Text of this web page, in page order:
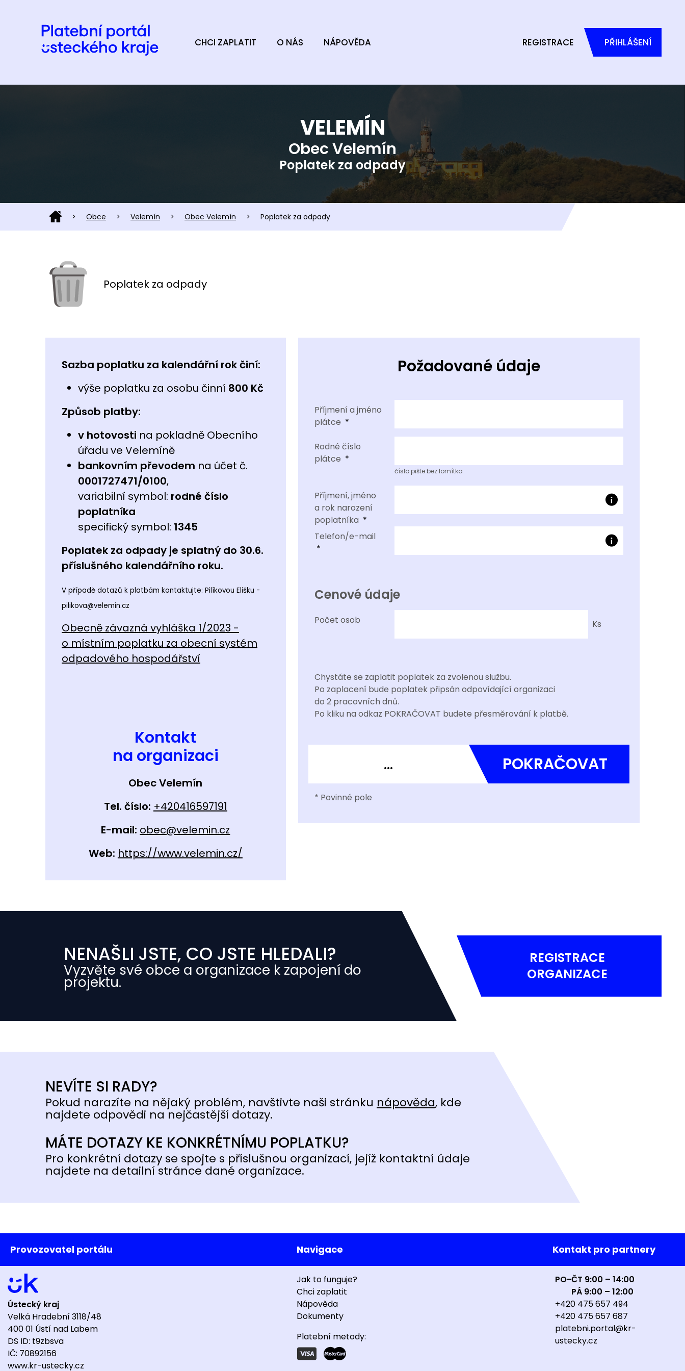
CHCI ZAPLATIT O NÁS NÁPOVĚDA REGISTRACE PŘIHLÁŠENÍ
VELEMÍN
Obec Velemín
Poplatek za odpady
> Obce > Velemín > Obec Velemín > Poplatek za odpady
Poplatek za odpady
Sazba poplatku za kalendářní rok činí:
výše poplatku za osobu činní 800 Kč
Způsob platby:
v hotovosti na pokladně Obecního
úřadu ve Velemíně
bankovním převodem na účet č.
0001727471/0100,
variabilní symbol: rodné číslo
poplatníka
specifický symbol: 1345
Poplatek za odpady je splatný do 30.6.
příslušného kalendářního roku.
V případě dotazů k platbám kontaktujte: Pilíkovou Elišku -
pilikova@velemin.cz
Obecně závazná vyhláška 1/2023 -
o místním poplatku za obecní systém
odpadového hospodářství
Kontakt
na organizaci
Obec Velemín
Tel. číslo: +420416597191
E-mail: obec@velemin.cz
Web: https://www.velemin.cz/
Požadované údaje
Příjmení a jméno
plátce
Rodné číslo
plátce
číslo pište bez lomítka
Příjmení, jméno
a rok narození
poplatníka
Telefon/e-mail
Cenové údaje
Počet osob Ks
Chystáte se zaplatit poplatek za zvolenou službu.
Po zaplacení bude poplatek připsán odpovídající organizaci
do 2 pracovních dnů.
Po kliku na odkaz POKRAČOVAT budete přesměrování k platbě.
... POKRAČOVAT
* Povinné pole
NENAŠLI JSTE, CO JSTE HLEDALI?
Vyzvěte své obce a organizace k zapojení do
projektu.
REGISTRACE
ORGANIZACE
NEVÍTE SI RADY?
Pokud narazíte na nějaký problém, navštivte naši stránku nápověda, kde
najdete odpovědi na nejčastější dotazy.
MÁTE DOTAZY KE KONKRÉTNÍMU POPLATKU?
Pro konkrétní dotazy se spojte s příslušnou organizací, jejíž kontaktní údaje
najdete na detailní stránce dané organizace.
Provozovatel portálu Navigace Kontakt pro partnery
Ústecký kraj
Velká Hradební 3118/48
400 01 Ústí nad Labem
DS ID: t9zbsva
IČ: 70892156
www.kr-ustecky.cz
Jak to funguje?
Chci zaplatit
Nápověda
Dokumenty
Platební metody:
PO-ČT 9:00 – 14:00
PÁ 9:00 – 12:00
+420 475 657 494
+420 475 657 687
platebni.portal@kr-
ustecky.cz